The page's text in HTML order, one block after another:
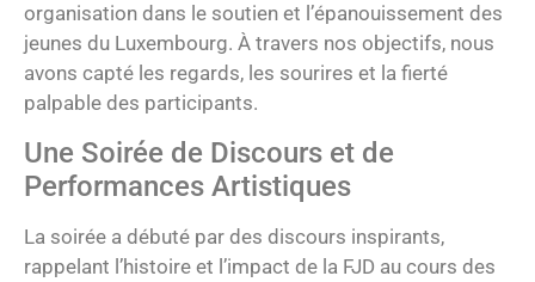
organisation dans le soutien et l’épanouissement des
jeunes du Luxembourg. À travers nos objectifs, nous
avons capté les regards, les sourires et la fierté
palpable des participants.
Une Soirée de Discours et de
Performances Artistiques
La soirée a débuté par des discours inspirants,
rappelant l’histoire et l’impact de la FJD au cours des